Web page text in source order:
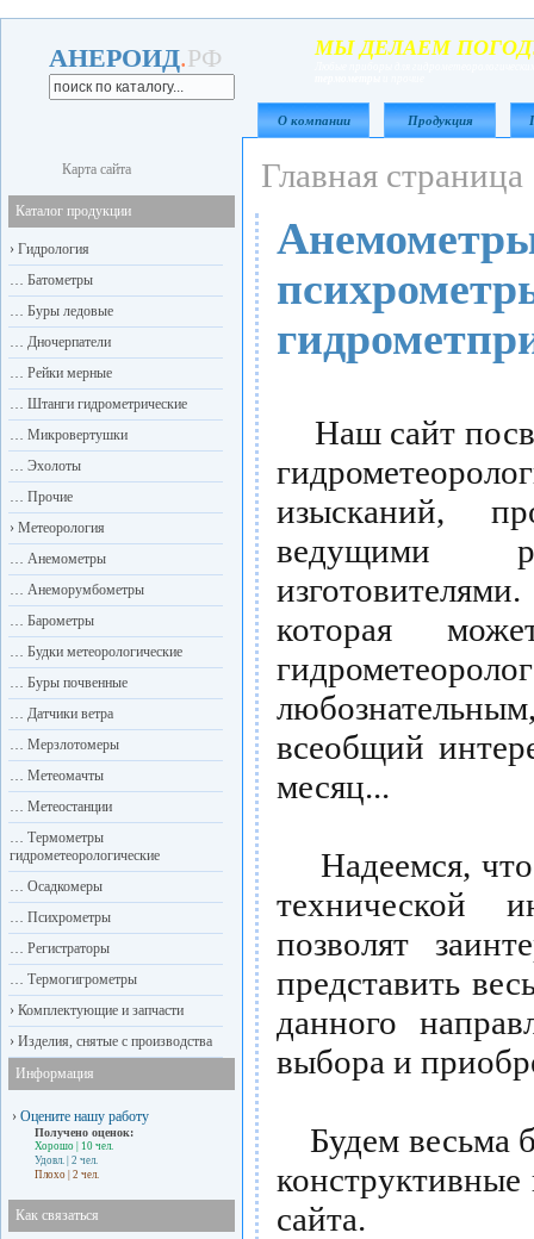
АНЕРОИД.РФ МЫ ДЕЛАЕМ
О компании Продукция
Главная страница
Наш сайт
изысканий,
ведущими
которая
всеобщий
месяц...
Надеемся, что
технической
позволят
представить
данного
выбора и
Будем весьма
сайта.
Карта сайта
Каталог продукции
› Гидрология
… Батометры
… Буры ледовые
… Дночерпатели
… Рейки мерные
… Штанги гидрометрические
… Микровертушки
… Эхолоты
… Прочие
› Метеорология
… Анемометры
… Анеморумбометры
… Барометры
… Будки метеорологические
… Буры почвенные
… Датчики ветра
… Мерзлотомеры
… Метеомачты
… Метеостанции
… Термометры
гидрометеорологические
… Осадкомеры
… Психрометры
… Регистраторы
… Термогигрометры
› Комплектующие и запчасти
› Изделия, снятые с производства
Информация
› Оцените нашу работу
Получено оценок:
Хорошо | 10 чел.
Удовл. | 2 чел.
Плохо | 2 чел.
Как связаться